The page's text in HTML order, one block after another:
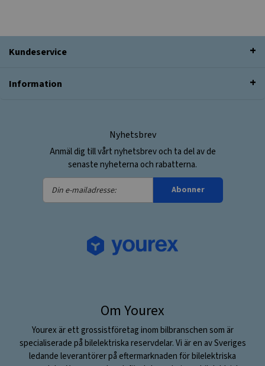
Kundeservice
Information
Nyhetsbrev
Anmäl dig till vårt nyhetsbrev och ta del av de
senaste nyheterna och rabatterna.
Din
e-
Abonner
Om Yourex
Yourex är ett grossistföretag inom bilbranschen som är
specialiserade på bilelektriska reservdelar. Vi är en av Sveriges
ledande leverantörer på eftermarknaden för bilelektriska